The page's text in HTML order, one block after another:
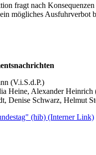
fragt nach
mögliches Ausfuhrverbot
(V.i.S.d.P.)
Heine, Alexander Heinrich
Denise Schwarz, Helmut
(hib) (Interner Link)